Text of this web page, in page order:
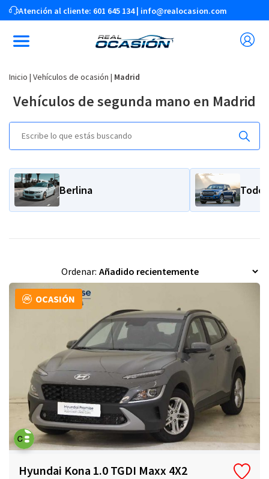
Atención al cliente: 601 645 134| info@realocasion.com
Inicio | Vehículos de ocasión | Madrid
Vehículos de segunda mano en Madrid
Berlina
Ordenar:
OCASIÓN
Hyundai Kona 1.0 TGDI Maxx 4X2